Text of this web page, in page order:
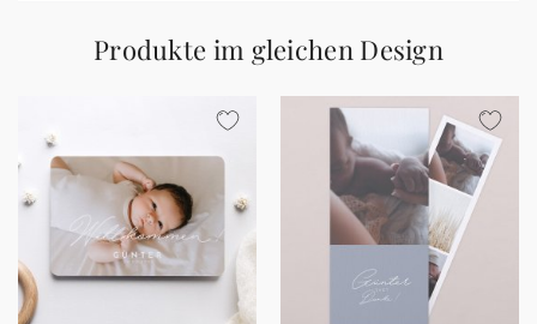
Produkte im gleichen Design